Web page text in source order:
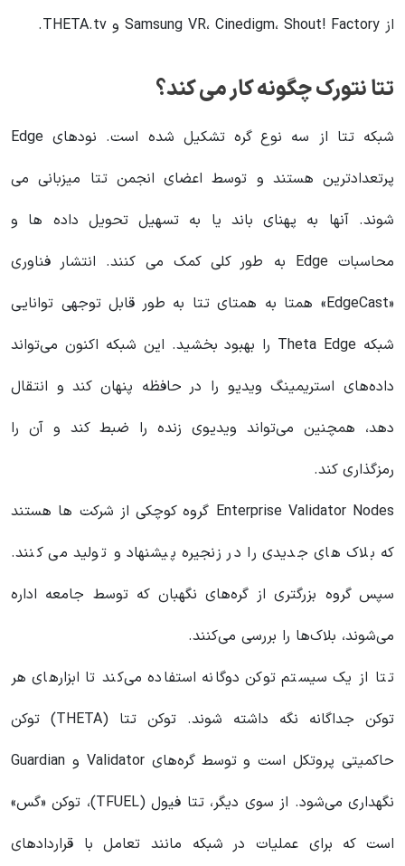
از Samsung VR، Cinedigm، Shout! Factory و THETA.tv.
تتا نتورک چگونه کار می کند؟
شبکه تتا از سه نوع گره تشکیل شده است. نودهای Edge
پرتعدادترین هستند و توسط اعضای انجمن تتا میزبانی می
شوند. آنها به پهنای باند یا به تسهیل تحویل داده ها و
محاسبات Edge به طور کلی کمک می کنند. انتشار فناوری
«EdgeCast» همتا به همتای تتا به طور قابل توجهی توانایی
شبکه Theta Edge را بهبود بخشید. این شبکه اکنون می‌تواند
داده‌های استریمینگ ویدیو را در حافظه پنهان کند و انتقال
دهد، همچنین می‌تواند ویدیوی زنده را ضبط کند و آن را
رمزگذاری کند.
Enterprise Validator Nodes گروه کوچکی از شرکت ها هستند
که بلاک های جدیدی را در زنجیره پیشنهاد و تولید می کنند.
سپس گروه بزرگتری از گره‌های نگهبان که توسط جامعه اداره
می‌شوند، بلاک‌ها را بررسی می‌کنند.
تتا از یک سیستم توکن دوگانه استفاده می‌کند تا ابزارهای هر
توکن جداگانه نگه داشته شوند. توکن تتا (THETA) توکن
حاکمیتی پروتکل است و توسط گره‌های Validator و Guardian
نگهداری می‌شود. از سوی دیگر، تتا فیول (TFUEL)، توکن «گس»
است که برای عملیات در شبکه مانند تعامل با قراردادهای